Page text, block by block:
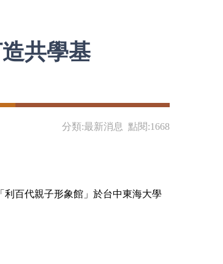
共學基
分類:最新消息 點閱:1668
百代親子形象館」於台中東海大學